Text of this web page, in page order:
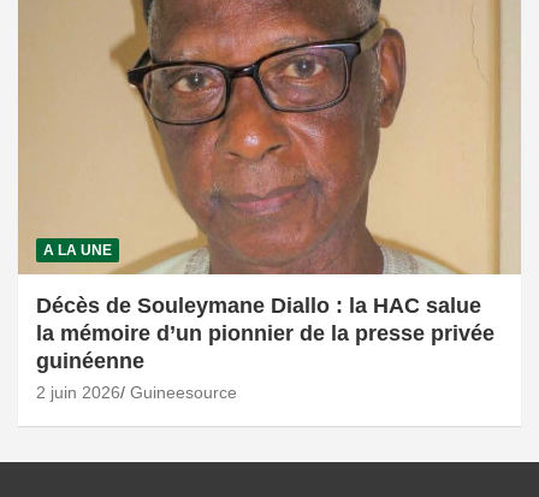
A LA UNE
Décès de Souleymane Diallo : la HAC salue
la mémoire d’un pionnier de la presse privée
guinéenne
2 juin 2026 Guineesource